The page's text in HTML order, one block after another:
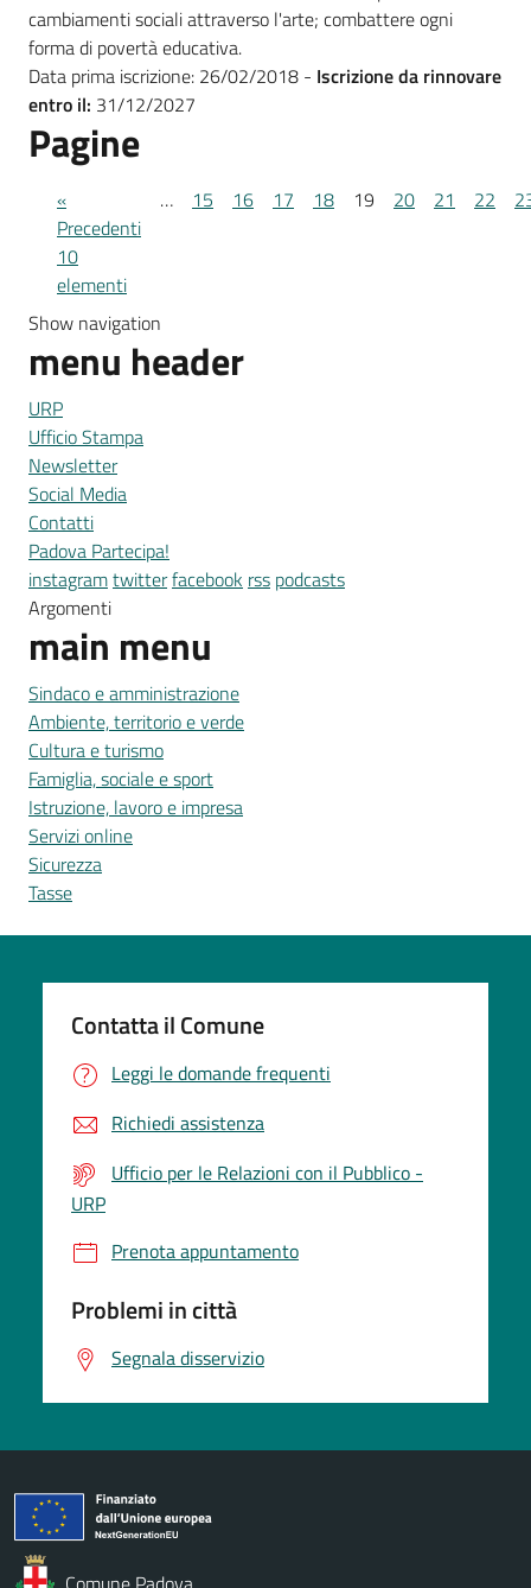
cambiamenti sociali attraverso l'arte; combattere ogni
forma di povertà educativa.
Data prima iscrizione: 26/02/2018 - Iscrizione da rinnovare
entro il: 31/12/2027
Pagine
«
Precedenti
10
elementi
… 15 16 17 18 19 20 21 22
Show navigation
menu header
URP
Ufficio Stampa
Newsletter
Social Media
Contatti
Padova Partecipa!
instagramtwitterfacebook rss podcasts
Argomenti
main menu
Sindaco e amministrazione
Ambiente, territorio e verde
Cultura e turismo
Famiglia, sociale e sport
Istruzione, lavoro e impresa
Servizi online
Sicurezza
Tasse
Contatta il Comune
Leggi le domande frequenti
Richiedi assistenza
Ufficio per le Relazioni con il Pubblico -
URP
Prenota appuntamento
Problemi in città
Segnala disservizio